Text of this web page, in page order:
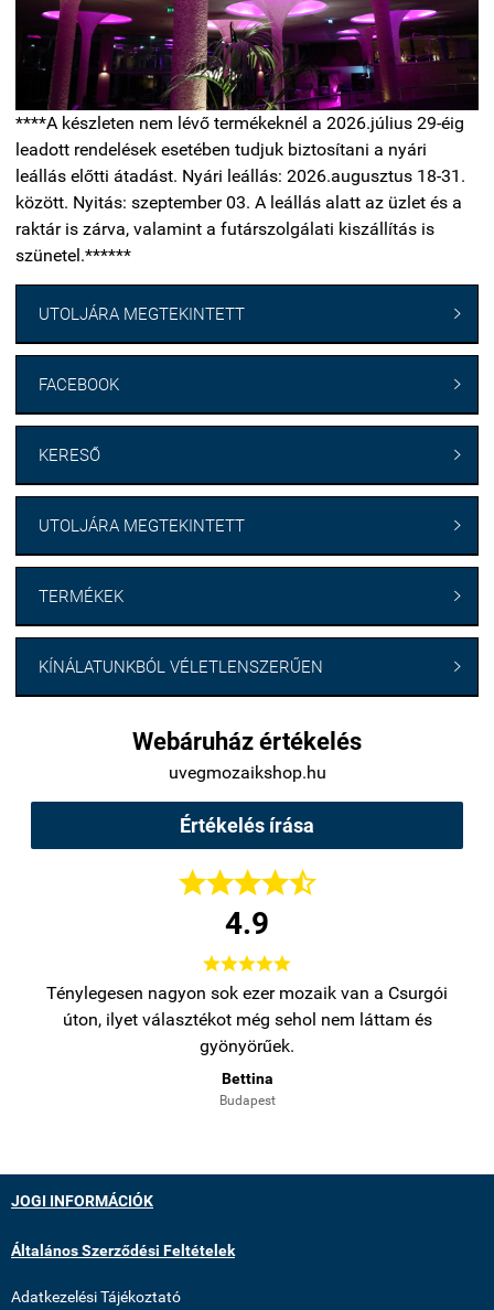
****A készleten nem lévő termékeknél a 2026.július 29-éig
leadott rendelések esetében tudjuk biztosítani a nyári
leállás előtti átadást. Nyári leállás: 2026.augusztus 18-31.
között. Nyitás: szeptember 03. A leállás alatt az üzlet és a
raktár is zárva, valamint a futárszolgálati kiszállítás is
szünetel.******
UTOLJÁRA MEGTEKINTETT 
FACEBOOK 
KERESŐ 
UTOLJÁRA MEGTEKINTETT 
TERMÉKEK 
KÍNÁLATUNKBÓL VÉLETLENSZERŰEN 
Webáruház értékelés
uvegmozaikshop.hu
Értékelés írása

4.9

Ténylegesen nagyon sok ezer mozaik van a Csurgói
úton, ilyet választékot még sehol nem láttam és
gyönyörűek.
Bettina
Budapest
JOGI INFORMÁCIÓK
Általános Szerződési Feltételek
Adatkezelési Tájékoztató